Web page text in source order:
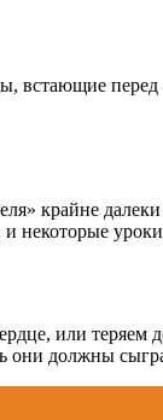
встающие
крайне
некоторые
или теряем
они должны